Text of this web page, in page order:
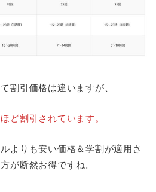
割引価格は違いますが、
ど割引されています。
よりも安い価格＆学割が適用さ
が断然お得ですね。